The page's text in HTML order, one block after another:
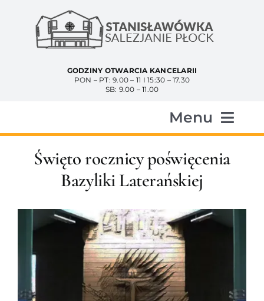
zawartości
GODZINY OTWARCIA KANCELARII
PON – PT: 9.00 – 11 I 15:30 – 17.30
SB: 9.00 – 11.00
Menu
Start
Historia
Duszpasterze
Święto rocznicy poświęcenia
Bazyliki Laterańskiej